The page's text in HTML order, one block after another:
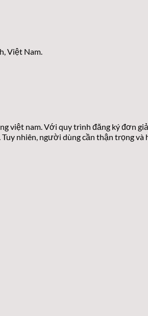
Việt Nam.
nam. Với quy trình đăng ký đơn
nhiên, người dùng cần thận trọng